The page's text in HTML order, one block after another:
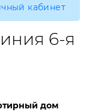
кабинет
6-я
дом